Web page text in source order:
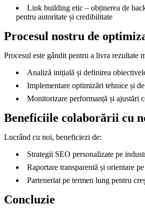
Link building etic – obținerea de
pentru autoritate și credibilitate
Procesul nostru de
Procesul este gândit pentru a livra rezultate
Analiză inițială și definirea
Implementare optimizări tehnice și
Monitorizare performanță și ajustări
Beneficiile colaborării cu
Lucrând cu noi, beneficiezi de:
Strategii SEO personalizate pe
Raportare transparentă și orientare
Parteneriat pe termen lung pentru
Concluzie